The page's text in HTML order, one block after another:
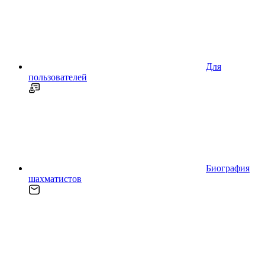
Для
пользователей
Биография
шахматистов